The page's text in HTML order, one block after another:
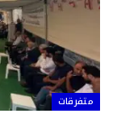
متفرقات